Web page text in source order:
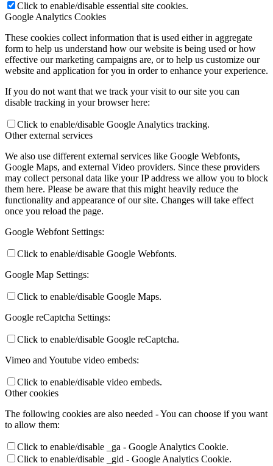
Click to enable/disable essential site cookies.
Google Analytics Cookies
These cookies collect information that is used either in aggregate
form to help us understand how our website is being used or how
effective our marketing campaigns are, or to help us customize our
website and application for you in order to enhance your experience.
If you do not want that we track your visit to our site you can
disable tracking in your browser here:
Click to enable/disable Google Analytics tracking.
Other external services
We also use different external services like Google Webfonts,
Google Maps, and external Video providers. Since these providers
may collect personal data like your IP address we allow you to block
them here. Please be aware that this might heavily reduce the
functionality and appearance of our site. Changes will take effect
once you reload the page.
Google Webfont Settings:
Click to enable/disable Google Webfonts.
Google Map Settings:
Click to enable/disable Google Maps.
Google reCaptcha Settings:
Click to enable/disable Google reCaptcha.
Vimeo and Youtube video embeds:
Click to enable/disable video embeds.
Other cookies
The following cookies are also needed - You can choose if you want
to allow them:
Click to enable/disable _ga - Google Analytics Cookie.
Click to enable/disable _gid - Google Analytics Cookie.